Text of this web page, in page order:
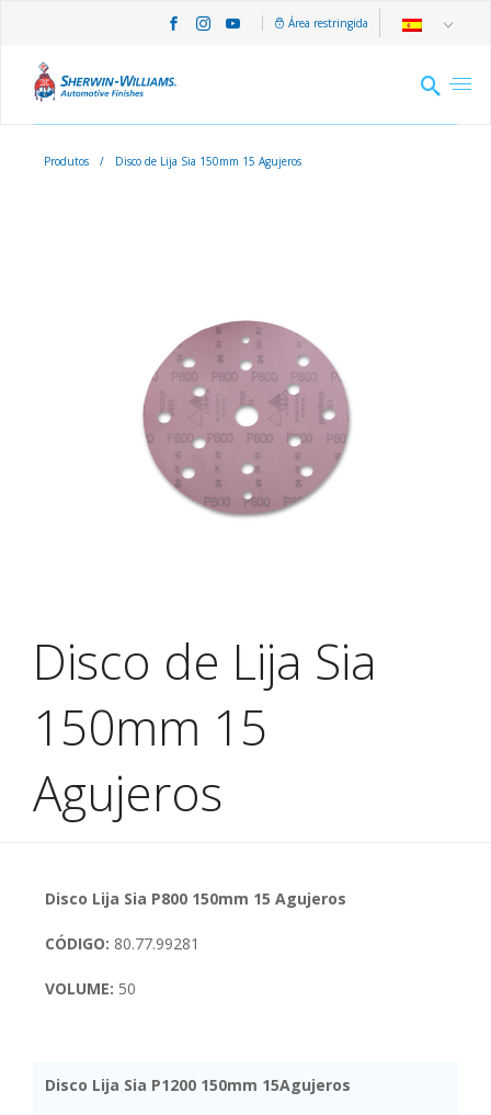
Área restringida
Produtos / Disco de Lija Sia 150mm 15 Agujeros
Disco de Lija Sia
150mm 15
Agujeros
Disco Lija Sia P800 150mm 15 Agujeros
CÓDIGO: 80.77.99281
VOLUME: 50
Disco Lija Sia P1200 150mm 15Agujeros